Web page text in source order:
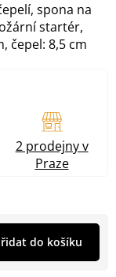
spona na
startér,
čepel: 8,5 cm
do košíku
2 prodejny v
Praze